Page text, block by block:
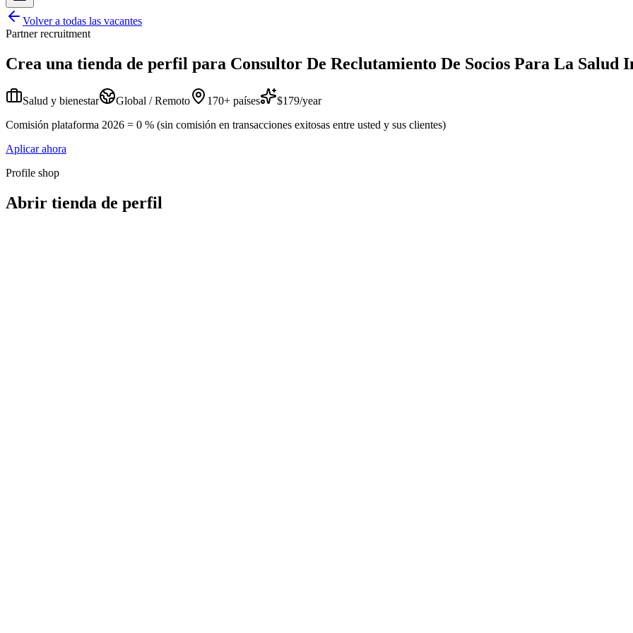
Volver a todas las vacantes
Partner recruitment
Crea una tienda de perfil para Consultor De Reclutamiento De Socios Para La Salud
Salud y bienestar Global / Remoto 170+ países
$179/year
Comisión plataforma 2026 = 0 % (sin comisión en transacciones exitosas entre usted y sus clientes)
Aplicar ahora
Profile shop
Abrir tienda de perfil